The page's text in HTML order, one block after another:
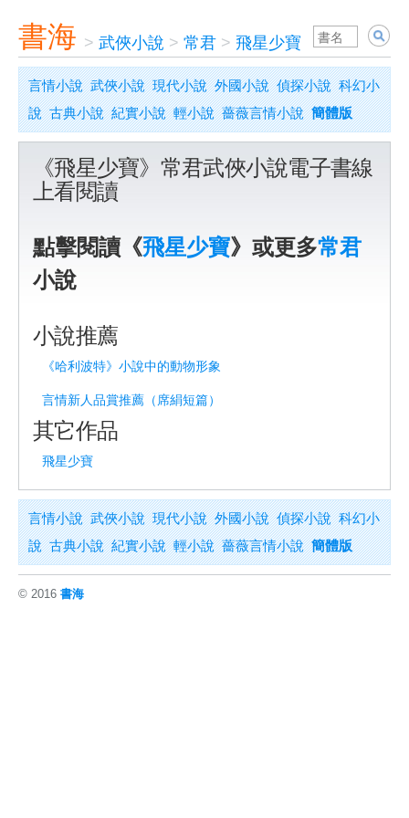
書海 > 武俠小說 > 常君 > 飛星少寶
言情小說 武俠小說 現代小說 外國小說 偵探小說 科幻小
說 古典小說 紀實小說 輕小說 薔薇言情小說 簡體版
《飛星少寶》常君武俠小說電子書線
上看閱讀
點擊閱讀《飛星少寶》或更多常君
小說
小說推薦
《哈利波特》小說中的動物形象
言情新人品賞推薦（席絹短篇）
其它作品
飛星少寶
言情小說 武俠小說 現代小說 外國小說 偵探小說 科幻小
說 古典小說 紀實小說 輕小說 薔薇言情小說 簡體版
© 2016 書海